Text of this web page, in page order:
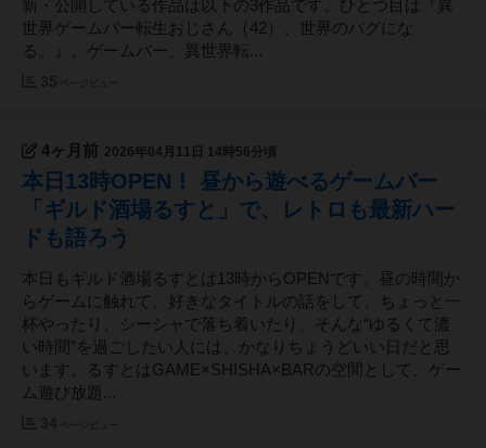
新・公開している作品は以下の3作品です。ひとつ目は『異
世界ゲームバー転生おじさん（42）、世界のバグにな
る。』。ゲームバー、異世界転...
4ヶ月前 2026年04月11日 14時56分頃
本日13時OPEN！ 昼から遊べるゲームバー
「ギルド酒場るすと」で、レトロも最新ハー
ドも語ろう
本日もギルド酒場るすとは13時からOPENです。昼の時間か
らゲームに触れて、好きなタイトルの話をして、ちょっと一
杯やったり、シーシャで落ち着いたり。そんな“ゆるくて濃
い時間”を過ごしたい人には、かなりちょうどいい日だと思
います。るすとはGAME×SHISHA×BARの空間として、ゲー
ム遊び放題...